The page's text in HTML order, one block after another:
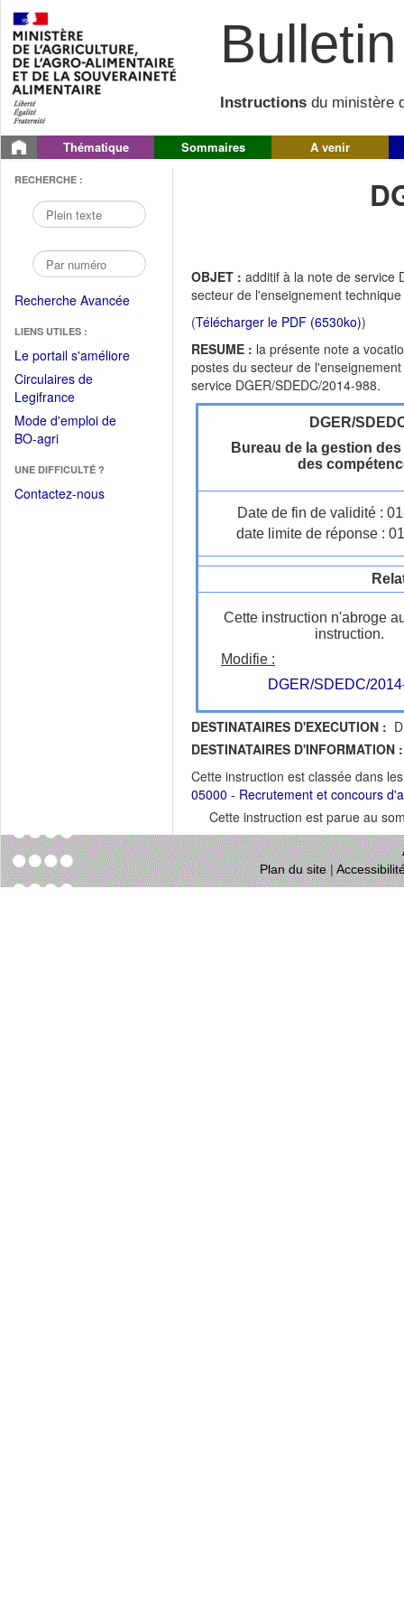
Instructions du ministère
Thématique Sommaires A venir
RECHERCHE :
Recherche Avancée
LIENS UTILES :
Le portail s'améliore(Fichier
Circulaires de
Legifrance(Ouvrir
dans
une
fenêtre)
Mode d'emploi de
BO-agri(Ouvrir
une
nouvelle
UNE DIFFICULTÉ ?
Contactez-nous
OBJET : additif à la note de service
secteur de l'enseignement
(Télécharger le PDF (6530ko))
RESUME : la présente note a
postes du secteur de
service DGER/SDEDC/2014-988.
DGER/
Bureau de la gestion
des
Date de fin de validité :
date limite de réponse :
Cette instruction n'abroge
instruction.
Modifie :
DGER/SDEDC/
DESTINATAIRES D'EXECUTION :
DESTINATAIRES D'INFORMATION :
Cette instruction est classée dans
05000 - Recrutement et concours
Cette instruction est parue au
Plan du site|